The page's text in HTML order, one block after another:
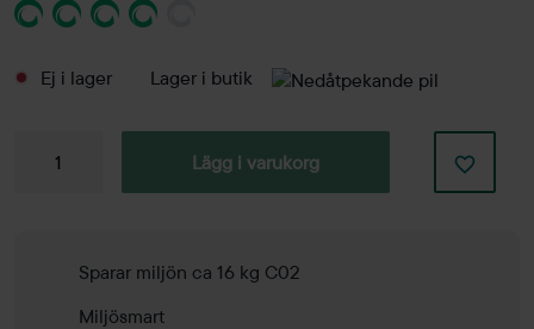
Ej i lager Lager i butik
Taklampa
Lägg i varukorg
Sparar miljön ca 16 kg C02
Miljösmart